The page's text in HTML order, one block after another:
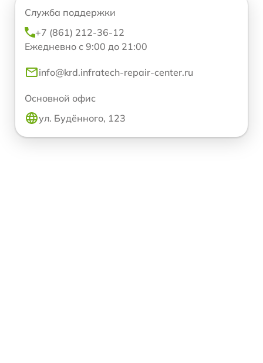
Служба поддержки
+7 (861) 212-36-12
Ежедневно с 9:00 до 21:00
info@krd.infratech-repair-center.ru
Основной офис
ул. Будённого, 123